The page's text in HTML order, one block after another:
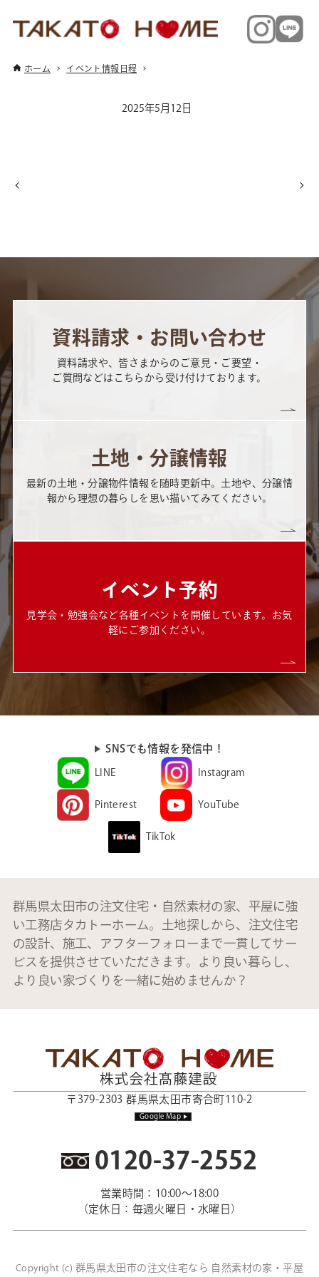
ホーム イベント情報日程
2025年5月12日
資料請求・お問い合わせ
資料請求や、皆さまからのご意見・ご要望・
ご質問などはこちらから受け付けております。
土地・分譲情報
最新の土地・分譲物件情報を随時更新中。土地や、分譲情
報から理想の暮らしを思い描いてみてください。
イベント予約
見学会・勉強会など各種イベントを開催しています。お気
軽にご参加ください。
SNSでも情報を発信中！
LINE Instagram
Pinterest YouTube
TikTok
群馬県太田市の注文住宅・自然素材の家、平屋に強
い工務店タカトーホーム。土地探しから、注文住宅
の設計、施工、アフターフォローまで一貫してサー
ビスを提供させていただきます。より良い暮らし、
より良い家づくりを一緒に始めませんか？
〒379-2303 群馬県太田市寄合町110-2
Google Map
0120-37-2552
営業時間：10:00～18:00
（定休日：毎週火曜日・水曜日）
Copyright (c) 群馬県太田市の注文住宅なら 自然素材の家・平屋